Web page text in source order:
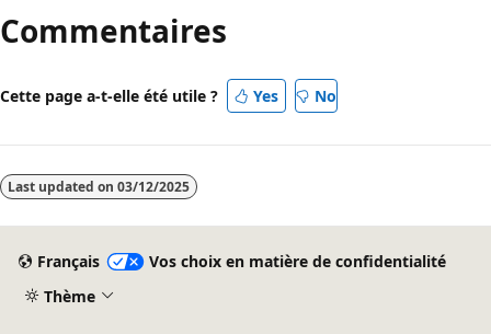
lecture
désactivé
Commentaires
Cette page a-t-elle été utile ? Yes No
Last updated on 03/12/2025
Français
Vos choix en matière de confidentialité
Thème